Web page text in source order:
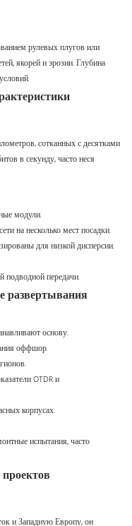
рулевых плугов или
якорей и эрозии. Глубина
сотканных с десятками
в секунду, часто неся
модули.
на несколько мест посадки.
для низкой дисперсии.
передачи.
развертывания
основу.
оффшор.
OTDR и
корпусах.
испытания, часто
и Западную Европу, он